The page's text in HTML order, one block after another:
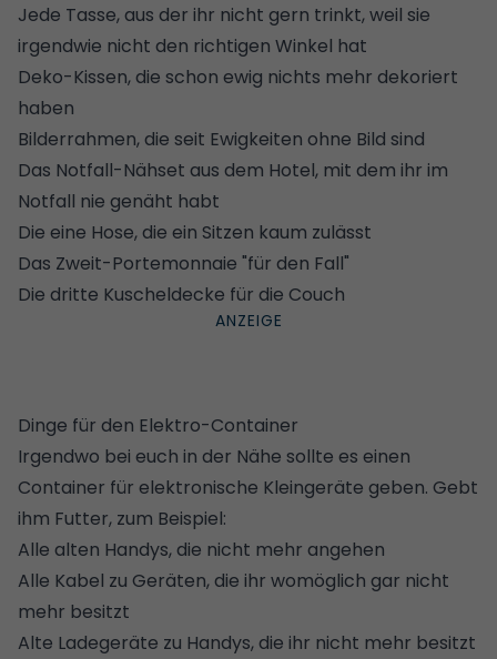
Jede Tasse, aus der ihr nicht gern trinkt, weil sie
irgendwie nicht den richtigen Winkel hat
Deko-Kissen, die schon ewig nichts mehr dekoriert
haben
Bilderrahmen, die seit Ewigkeiten ohne Bild sind
Das Notfall-Nähset aus dem Hotel, mit dem ihr im
Notfall nie genäht habt
Die eine Hose, die ein Sitzen kaum zulässt
Das Zweit-Portemonnaie "für den Fall"
Die dritte Kuscheldecke für die Couch
Dinge für den Elektro-Container
Irgendwo bei euch in der Nähe sollte es einen
Container für elektronische Kleingeräte geben. Gebt
ihm Futter, zum Beispiel:
Alle alten Handys, die nicht mehr angehen
Alle Kabel zu Geräten, die ihr womöglich gar nicht
mehr besitzt
Alte Ladegeräte zu Handys, die ihr nicht mehr besitzt